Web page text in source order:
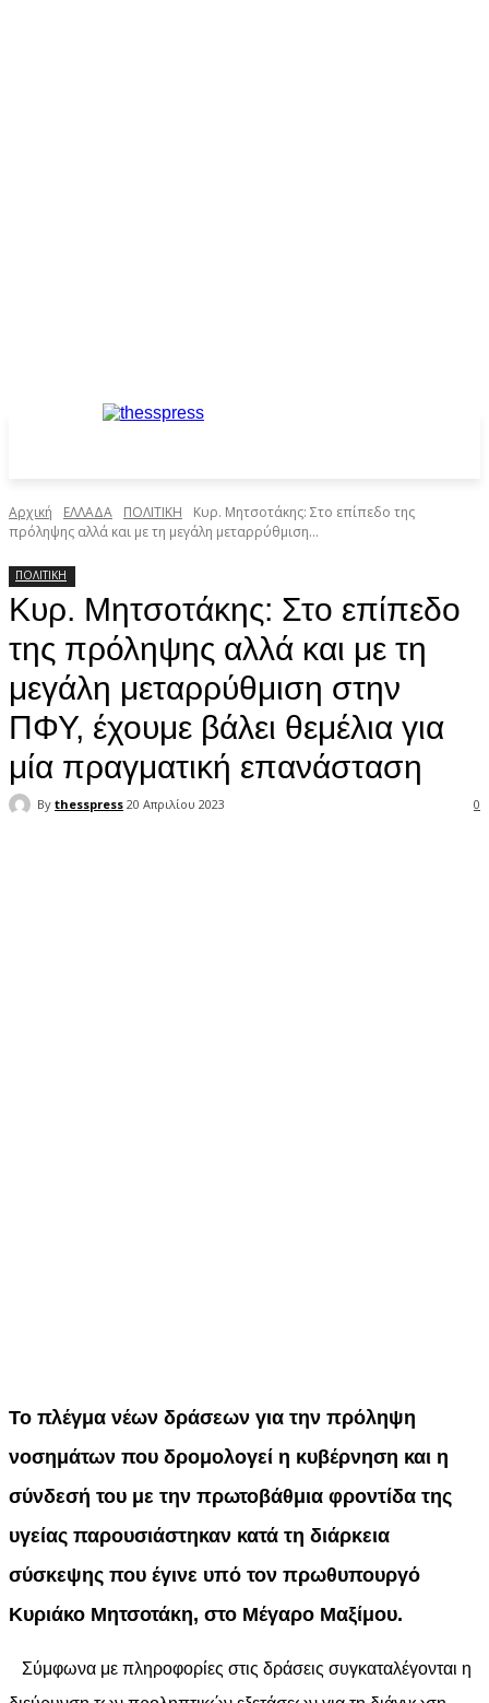
Αρχική ΕΛΛΑΔΑ ΠΟΛΙΤΙΚΗ
Κυρ. Μητσοτάκης: Στο επίπεδο της
πρόληψης αλλά και με τη μεγάλη μεταρρύθμιση...
ΠΟΛΙΤΙΚΗ
Κυρ. Μητσοτάκης: Στο επίπεδο
της πρόληψης αλλά και με τη
μεγάλη μεταρρύθμιση στην
ΠΦΥ, έχουμε βάλει θεμέλια για
μία πραγματική επανάσταση
By thesspress 20 Απριλίου 2023 0
Το πλέγμα νέων δράσεων για την πρόληψη
νοσημάτων που δρομολογεί η κυβέρνηση και η
σύνδεσή του με την πρωτοβάθμια φροντίδα της
υγείας παρουσιάστηκαν κατά τη διάρκεια
σύσκεψης που έγινε υπό τον πρωθυπουργό
Κυριάκο Μητσοτάκη, στο Μέγαρο Μαξίμου.
Σύμφωνα με πληροφορίες στις δράσεις συγκαταλέγονται η